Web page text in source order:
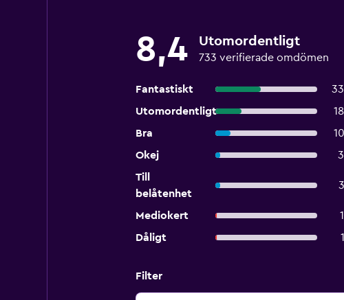
8,4 Utomordentligt
733 verifierade omdömen
Fantastiskt
Utomordentligt
Bra
Okej
Till
belåtenhet
Mediokert
Dåligt
Filter